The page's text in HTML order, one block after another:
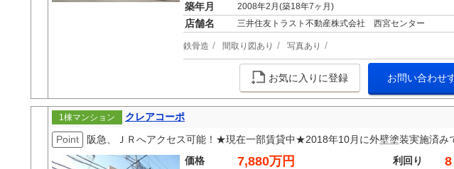
築年月 2008年2月(築18年7ヶ月)
店舗名 三井住友トラスト不動産株式会社 西宮センター
鉄骨造 間取り図あり 写真あり
お気に入りに登録 お問い合わせ
1棟マンション
クレアコーポ
Point
阪急、ＪＲへアクセス可能！★現在一部賃貸中★2018年10月に外壁塗装実施済
価格
7,880万円 利回り 8